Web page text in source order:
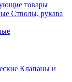
товары
Стволы, рукава
Клапаны и